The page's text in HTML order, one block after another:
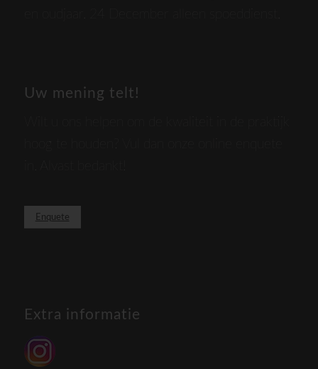
Uw mening telt!
hoog te houden? Vul dan onze online enquete
Enquete
Extra informatie